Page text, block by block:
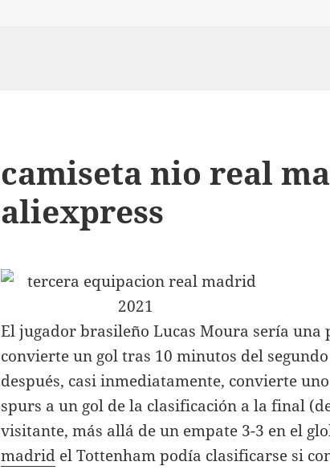
camiseta nio real
aliexpress
El jugador brasileño Lucas Moura sería una
convierte un gol tras 10 minutos del
después, casi inmediatamente, convierte
spurs a un gol de la clasificación a la final
visitante, más allá de un empate 3-3 en el
madrid el Tottenham podía clasificarse si